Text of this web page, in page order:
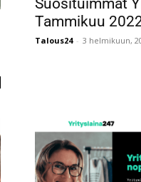
Tammikuu
Talous24 - 3 helmikuun,